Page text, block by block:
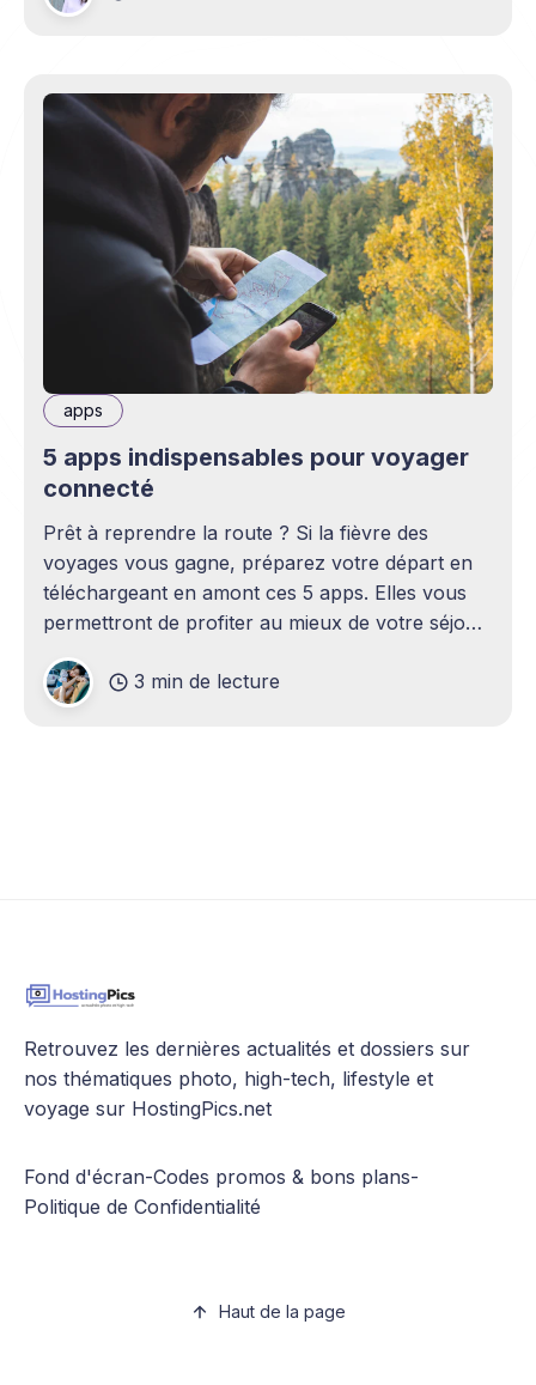
apps
5 apps indispensables pour voyager
connecté
Prêt à reprendre la route ? Si la fièvre des
voyages vous gagne, préparez votre départ en
téléchargeant en amont ces 5 apps. Elles vous
permettront de profiter au mieux de votre séjour,
budget. Prenez le temps de vous familiariser
avec chaque app
3 min de lecture
Retrouvez les dernières actualités et dossiers sur
nos thématiques photo, high-tech, lifestyle et
voyage sur HostingPics.net
Fond d'écran-Codes promos & bons plans-
Politique de Confidentialité
Haut de la page